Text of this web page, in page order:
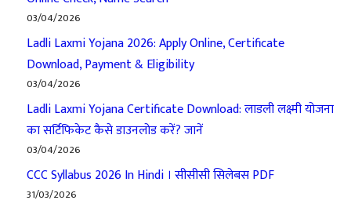
03/04/2026
Ladli Laxmi Yojana 2026: Apply Online, Certificate
Download, Payment & Eligibility
03/04/2026
Ladli Laxmi Yojana Certificate Download: लाडली लक्ष्मी योजना
का सर्टिफिकेट कैसे डाउनलोड करें? जानें
03/04/2026
CCC Syllabus 2026 In Hindi । सीसीसी सिलेबस PDF
31/03/2026